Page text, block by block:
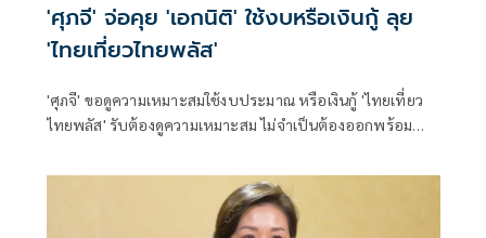
'ศุภจี' จ่อคุย 'เอกนิติ' ใช้งบหรือเงินกู้ ลุย
'ไทยเที่ยวไทยพลัส'
'ศุภจี' ขอดูความเหมาะสมใช้งบประมาณ หรือเงินกู้ 'ไทยเที่ยว
ไทยพลัส' รับต้องดูความเหมาะสม ไม่จำเป็นต้องออกพร้อม